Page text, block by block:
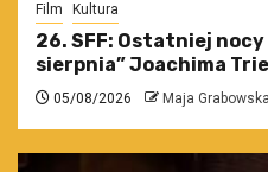
Film Kultura
26. SFF: Ostatniej nocy
sierpnia” Joachima
05/08/2026 Maja Grabowska